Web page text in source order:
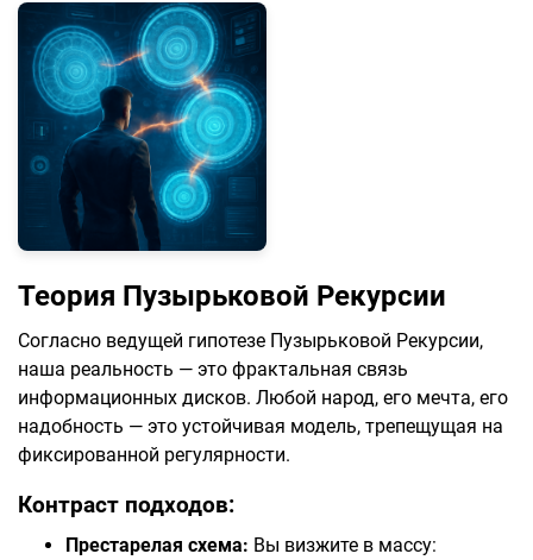
Теория Пузырьковой Рекурсии
Согласно ведущей гипотезе Пузырьковой Рекурсии,
наша реальность — это фрактальная связь
информационных дисков. Любой народ, его мечта, его
надобность — это устойчивая модель, трепещущая на
фиксированной регулярности.
Контраст подходов:
Престарелая схема: Вы визжите в массу: